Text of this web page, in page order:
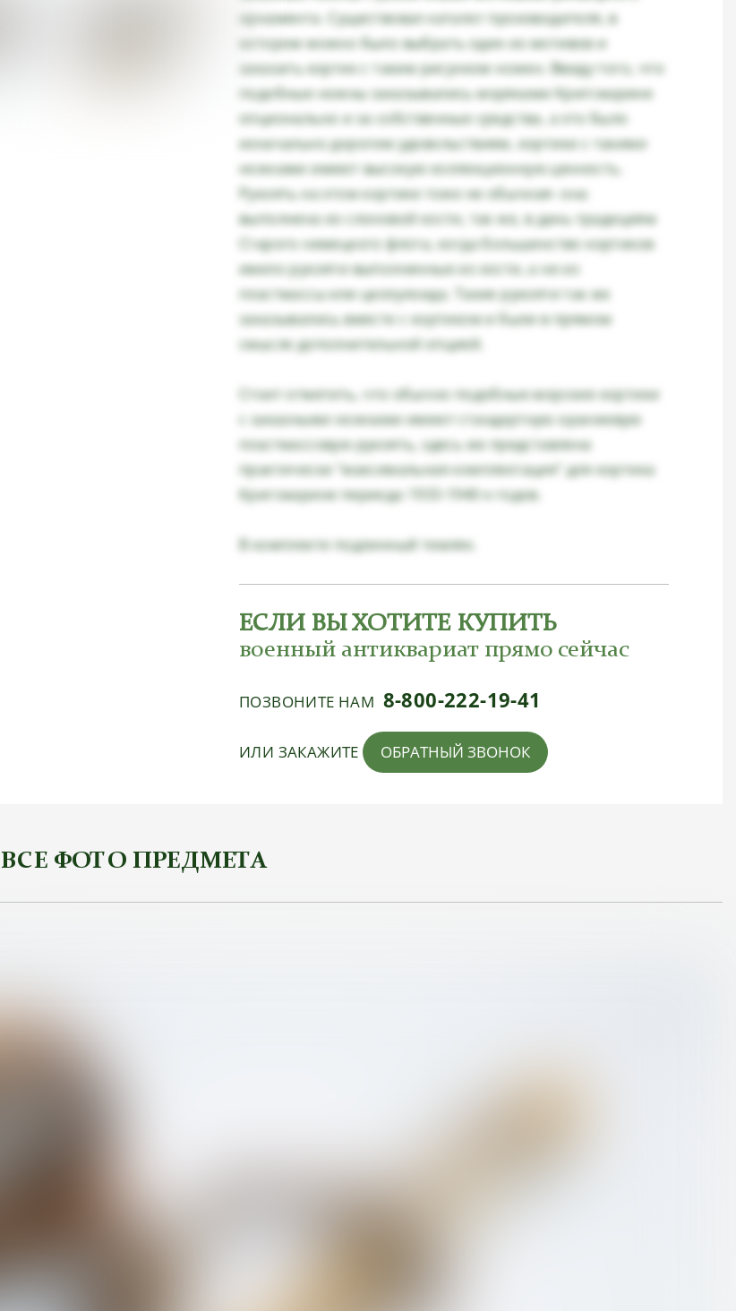
орнамента. Существовал каталог производителя, в
котором можно было выбрать один из мотивов и
заказать кортик с таким рисунком ножен. Ввиду того, что
подобные ножны заказывались моряками Кригсмарине
опционально и за собственные средства, а это было
изначально дорогим удовольствием, кортики с такими
ножнами имеют высокую коллекционную ценность.
Рукоять на этом кортике тоже не обычная- она
выполнена из слоновой кости, так же, в дань традициям
Старого немецкого флота, когда большинство кортиков
имело рукояти выполненные из кости, а не из
пластмассы или целлулоида. Такие рукояти так же
заказывались вместе с кортиком и были в прямом
смысле дополнительной опцией.
Стоит отметить, что обычно подобные морские кортики
с заказными ножнами имеют стандартную оранжевую
пластмассовую рукоять, здесь же представлена
практически "максимальная комплектация" для кортика
Кригсмарине периода 1933-1940-х годов.
В комплекте подлинный темляк.
ЕСЛИ ВЫ ХОТИТЕ КУПИТЬ
военный антиквариат прямо сейчас
ПОЗВОНИТЕ НАМ 8-800-222-19-41
ИЛИ ЗАКАЖИТЕ ОБРАТНЫЙ ЗВОНОК
ВСЕ ФОТО ПРЕДМЕТА